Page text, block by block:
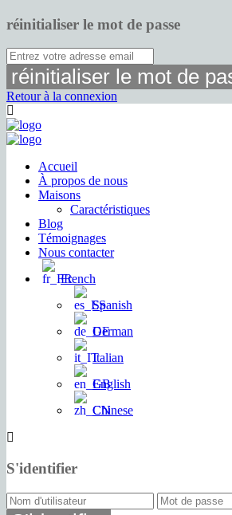
réinitialiser le mot de passe
réinitialiser le mot de
Retour à la connexion
Accueil
À propos de nous
Maisons
Caractéristiques
Blog
Témoignages
Nous contacter
French
Spanish
German
Italian
English
Chinese
S'identifier